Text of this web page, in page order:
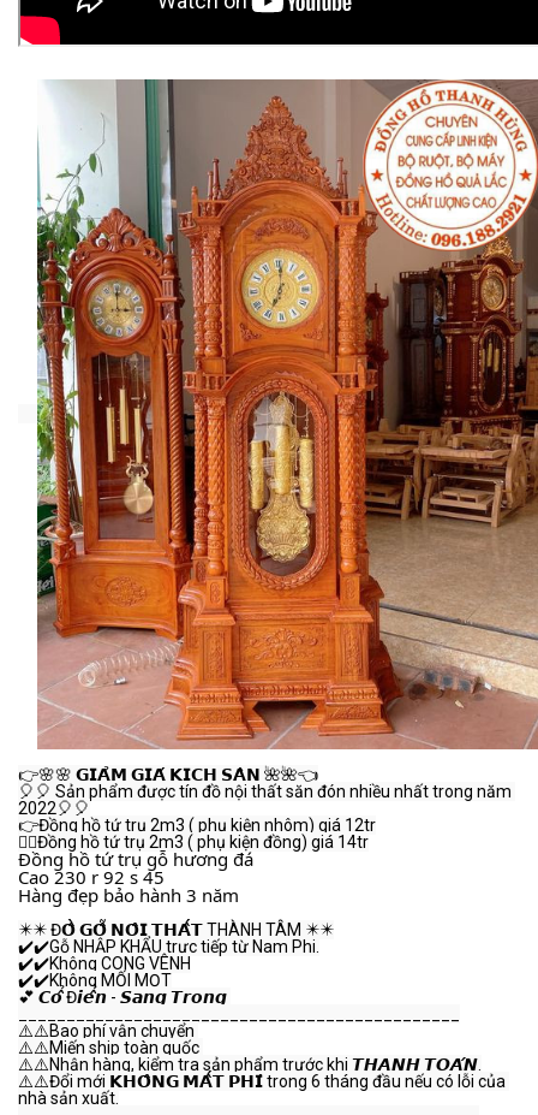
👉🌸🌸 𝗚𝗜𝗔̉𝗠 𝗚𝗜𝗔́ 𝗞𝗜̣𝗖𝗛 𝗦𝗔̀𝗡 🌺🌺👈
🎈🎈 Sản phẩm được tín đồ nội thất săn đón nhiều nhất trong năm
2022🎈🎈
👉Đồng hồ tứ trụ 2m3 ( phụ kiện nhôm) giá 12tr
👉🏻Đồng hồ tứ trụ 2m3 ( phụ kiện đồng) giá 14tr
Đồng hồ tứ trụ gỗ hương đá
Cao 230 r 92 s 45
Hàng đẹp bảo hành 3 năm
✴️✴️ Đ𝗢̂̀ 𝗚𝗢̂̃ 𝗡𝗢̣̂𝗜 𝗧𝗛𝗔̂́𝗧 THÀNH TÂM ✴️✴️
✔️✔️Gỗ NHẬP KHẨU trực tiếp từ Nam Phi.
✔️✔️Không CONG VÊNH
✔️✔️Không MỐI MỌT
💕 𝘾𝙤̂̉ Đ𝙞𝙚̂̉𝙣 - 𝙎𝙖𝙣𝙜 𝙏𝙧𝙤̣𝙣𝙜
⚠️⚠️Bao phí vận chuyển
⚠️⚠️Miến ship toàn quốc
⚠️⚠️Nhận hàng, kiểm tra sản phẩm trước khi 𝙏𝙃𝘼𝙉𝙃 𝙏𝙊𝘼́𝙉.
⚠️⚠️Đổi mới 𝗞𝗛𝗢̂𝗡𝗚 𝗠𝗔̂́𝗧 𝗣𝗛𝗜́ trong 6 tháng đầu nếu có lỗi của
nhà sản xuất.